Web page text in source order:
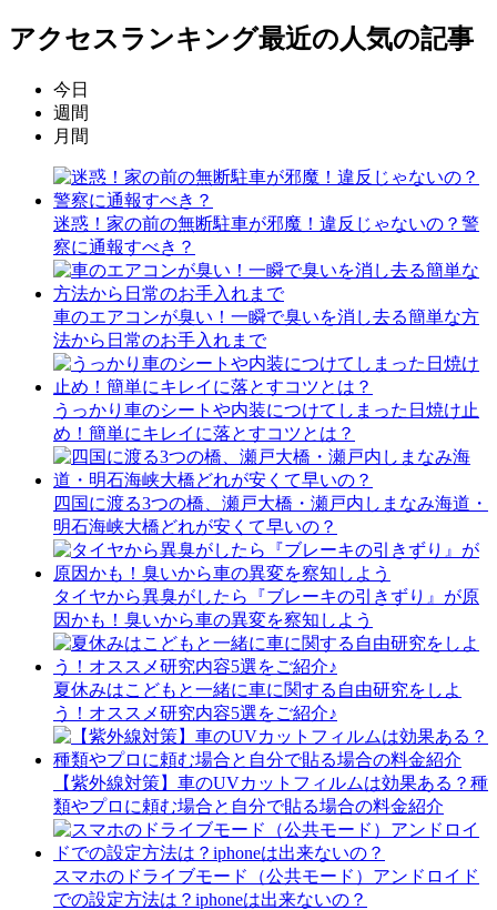
アクセスランキング最近の人気の記事
今日
週間
月間
迷惑！家の前の無断駐車が邪魔！違反じゃないの？警
察に通報すべき？
車のエアコンが臭い！一瞬で臭いを消し去る簡単な方
法から日常のお手入れまで
うっかり車のシートや内装につけてしまった日焼け止
め！簡単にキレイに落とすコツとは？
四国に渡る3つの橋、瀬戸大橋・瀬戸内しまなみ海道・
明石海峡大橋どれが安くて早いの？
タイヤから異臭がしたら『ブレーキの引きずり』が原
因かも！臭いから車の異変を察知しよう
夏休みはこどもと一緒に車に関する自由研究をしよ
う！オススメ研究内容5選をご紹介♪
【紫外線対策】車のUVカットフィルムは効果ある？種
類やプロに頼む場合と自分で貼る場合の料金紹介
スマホのドライブモード（公共モード）アンドロイド
での設定方法は？iphoneは出来ないの？